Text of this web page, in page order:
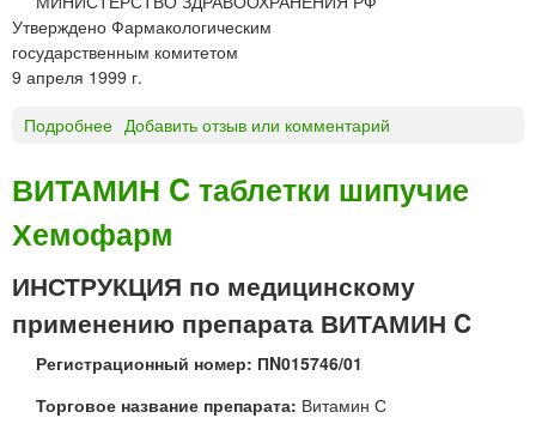
Ц
И
А
Л
о
т
Н
а
п
у
Утверждено Фармакологическим
государственным комитетом
9 апреля 1999 г.
Подробнее
О
Н
Д
Р
О
К
С
Д
м
Добавить отзыв или комментарий
ВИТАМИН C таблетки шипучие
Хемофарм
ИНСТРУКЦИЯ по медицинскому
применению препарата ВИТАМИН C
Регистрационный номер: ПN015746/01
Торговое название препарата: Витамин С